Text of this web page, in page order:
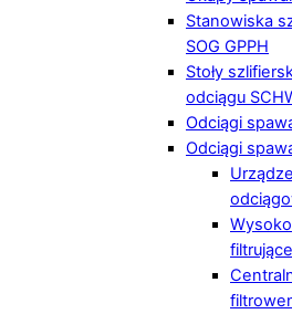
Stanowiska
SOG GPPH
Stoły
odciągu
Odciągi
Odciągi
filtrujące